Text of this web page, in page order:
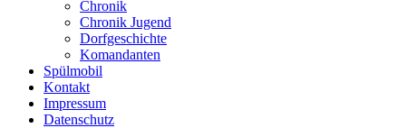
Chronik
Chronik Jugend
Dorfgeschichte
Komandanten
Spülmobil
Kontakt
Impressum
Datenschutz